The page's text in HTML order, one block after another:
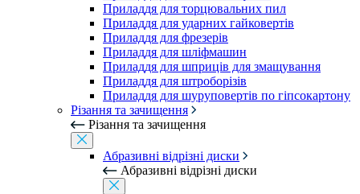
Приладдя для торцювальних пил
Приладдя для ударних гайковертів
Приладдя для фрезерів
Приладдя для шліфмашин
Приладдя для шприців для змащування
Приладдя для штроборізів
Приладдя для шуруповертів по гіпсокартону
Різання та зачищення
Різання та зачищення
Абразивні відрізні диски
Абразивні відрізні диски